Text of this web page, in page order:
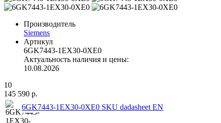
Производитель
Siemens
Артикул
6GK7443-1EX30-0XE0
Актуальность наличия и цены:
10.08.2026
10
145 590 р.
6GK7443-1EX30-0XE0 SKU dadasheet EN